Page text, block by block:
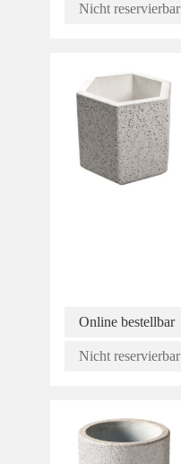
Nicht reservierbar
Online bestellbar
Nicht reservierbar